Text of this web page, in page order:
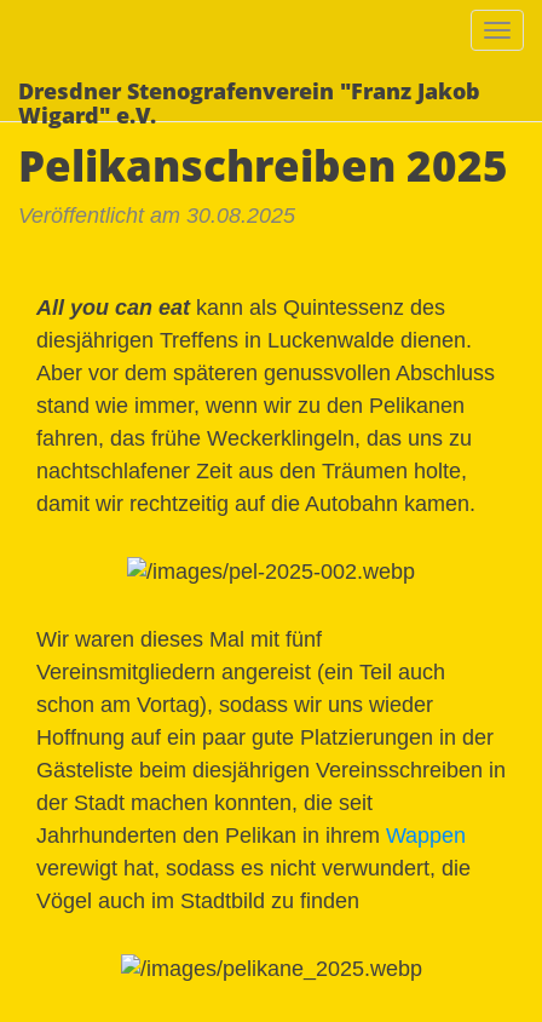
Dresdner Stenografenverein "Franz Jakob
Wigard" e.V.
Pelikanschreiben 2025
Veröffentlicht am 30.08.2025
All you can eatkann als Quintessenz des
diesjährigen Treffens in Luckenwalde dienen.
Aber vor dem späteren genussvollen Abschluss
stand wie immer, wenn wir zu den Pelikanen
fahren, das frühe Weckerklingeln, das uns zu
nachtschlafener Zeit aus den Träumen holte,
damit wir rechtzeitig auf die Autobahn kamen.
Wir waren dieses Mal mit fünf
Vereinsmitgliedern angereist (ein Teil auch
schon am Vortag), sodass wir uns wieder
Hoffnung auf ein paar gute Platzierungen in der
Gästeliste beim diesjährigen Vereinsschreiben in
der Stadt machen konnten, die seit
Jahrhunderten den Pelikan in ihrem Wappen
verewigt hat, sodass es nicht verwundert, die
Vögel auch im Stadtbild zu finden